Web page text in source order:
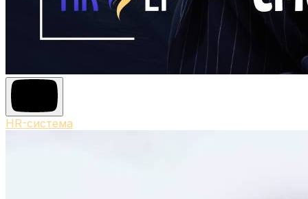
HR-система